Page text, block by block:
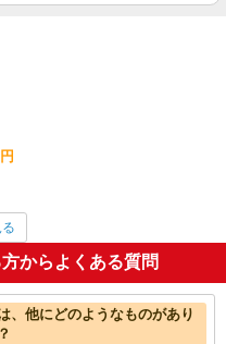
からよくある質問
、他にどのようなものがあり